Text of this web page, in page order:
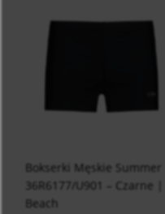
Bokserki Męskie Summer
36R6177/U901 – Czarne |
Beach